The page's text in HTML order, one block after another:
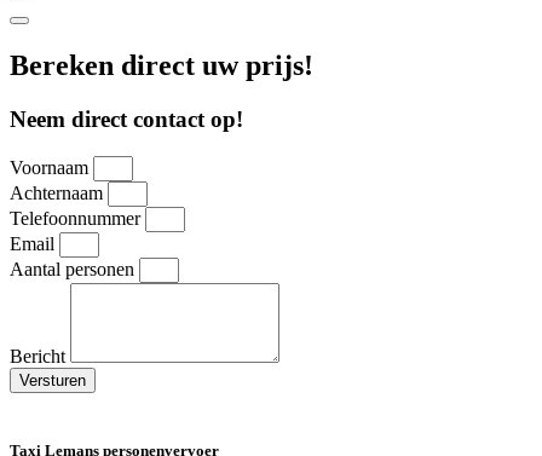
Bereken direct uw prijs!
Neem direct contact op!
Voornaam
Achternaam
Telefoonnummer
Email
Aantal personen
Bericht
Versturen
Taxi Lemans personenvervoer